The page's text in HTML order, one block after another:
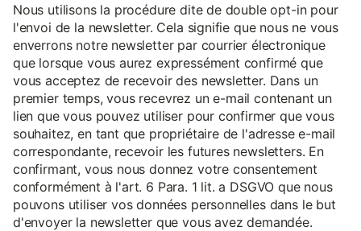
Nous utilisons la procédure dite de double opt-in pour
l'envoi de la newsletter. Cela signifie que nous ne vous
enverrons notre newsletter par courrier électronique
que lorsque vous aurez expressément confirmé que
vous acceptez de recevoir des newsletter. Dans un
premier temps, vous recevrez un e-mail contenant un
lien que vous pouvez utiliser pour confirmer que vous
souhaitez, en tant que propriétaire de l'adresse e-mail
correspondante, recevoir les futures newsletters. En
confirmant, vous nous donnez votre consentement
conformément à l'art. 6 Para. 1 lit. a DSGVO que nous
pouvons utiliser vos données personnelles dans le but
d'envoyer la newsletter que vous avez demandée.